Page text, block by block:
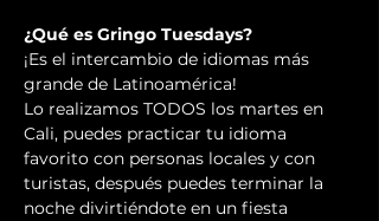
¿Qué es Gringo Tuesdays?
¡Es el intercambio de idiomas más
grande de Latinoamérica!
Lo realizamos TODOS los martes en
Cali, puedes practicar tu idioma
favorito con personas locales y con
turistas, después puedes terminar la
noche divirtiéndote en un fiesta